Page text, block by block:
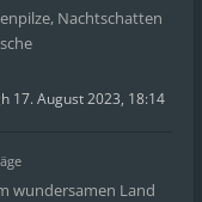
Nachtschatten
17. August 2023, 18:14
wundersamen Land